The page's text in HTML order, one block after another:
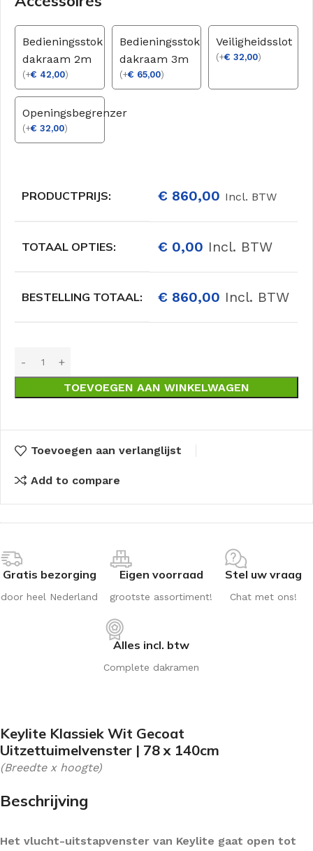
Bedieningsstok
dakraam 2m
(+€ 42,00)
Bedieningsstok
dakraam 3m
(+€ 65,00)
Veiligheidsslot
(+€ 32,00)
Openingsbegrenzer
(+€ 32,00)
PRODUCTPRIJS: € 860,00 Incl. BTW
TOTAAL OPTIES: € 0,00 Incl. BTW
BESTELLING TOTAAL: € 860,00 Incl. BTW
TOEVOEGEN AAN WINKELWAGEN
Toevoegen aan verlanglijst
Add to compare
Gratis bezorging
door heel Nederland
Eigen voorraad
grootste assortiment!
Stel uw vraag
Chat met ons!
Alles incl. btw
Complete dakramen
Keylite Klassiek Wit Gecoat
Uitzettuimelvenster | 78 x 140cm
(Breedte x hoogte)
Beschrijving
Het vlucht-uitstapvenster van Keylite gaat open tot